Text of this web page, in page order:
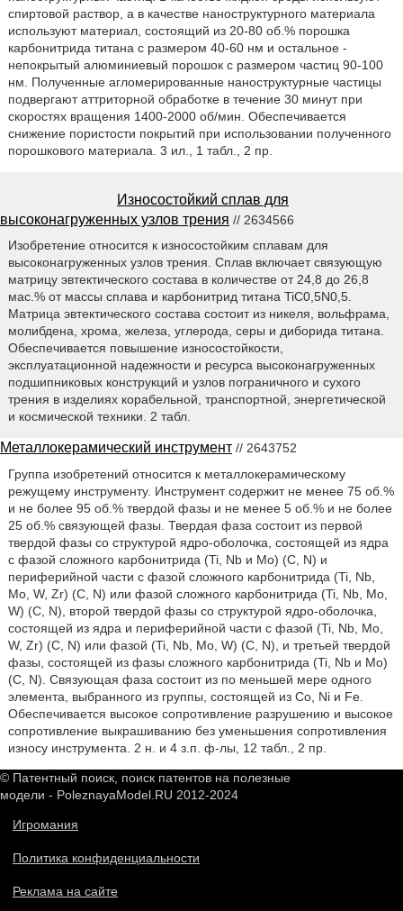
спиртовой раствор, а в качестве наноструктурного материала
используют материал, состоящий из 20-80 об.% порошка
карбонитрида титана с размером 40-60 нм и остальное -
непокрытый алюминиевый порошок с размером частиц 90-100
нм. Полученные агломерированные наноструктурные частицы
подвергают аттриторной обработке в течение 30 минут при
скоростях вращения 1400-2000 об/мин. Обеспечивается
снижение пористости покрытий при использовании полученного
порошкового материала. 3 ил., 1 табл., 2 пр.
Износостойкий сплав для
высоконагруженных узлов трения // 2634566
Изобретение относится к износостойким сплавам для
высоконагруженных узлов трения. Сплав включает связующую
матрицу эвтектического состава в количестве от 24,8 до 26,8
мас.% от массы сплава и карбонитрид титана TiC0,5N0,5.
Матрица эвтектического состава состоит из никеля, вольфрама,
молибдена, хрома, железа, углерода, серы и диборида титана.
Обеспечивается повышение износостойкости,
эксплуатационной надежности и ресурса высоконагруженных
подшипниковых конструкций и узлов пограничного и сухого
трения в изделиях корабельной, транспортной, энергетической
и космической техники. 2 табл.
Металлокерамический инструмент // 2643752
Группа изобретений относится к металлокерамическому
режущему инструменту. Инструмент содержит не менее 75 об.%
и не более 95 об.% твердой фазы и не менее 5 об.% и не более
25 об.% связующей фазы. Твердая фаза состоит из первой
твердой фазы со структурой ядро-оболочка, состоящей из ядра
с фазой сложного карбонитрида (Ti, Nb и Mo) (C, N) и
периферийной части с фазой сложного карбонитрида (Ti, Nb,
Mo, W, Zr) (C, N) или фазой сложного карбонитрида (Ti, Nb, Mo,
W) (C, N), второй твердой фазы со структурой ядро-оболочка,
состоящей из ядра и периферийной части с фазой (Ti, Nb, Mo,
W, Zr) (C, N) или фазой (Ti, Nb, Mo, W) (C, N), и третьей твердой
фазы, состоящей из фазы сложного карбонитрида (Ti, Nb и Mo)
(C, N). Связующая фаза состоит из по меньшей мере одного
элемента, выбранного из группы, состоящей из Co, Ni и Fe.
Обеспечивается высокое сопротивление разрушению и высокое
сопротивление выкрашиванию без уменьшения сопротивления
износу инструмента. 2 н. и 4 з.п. ф-лы, 12 табл., 2 пр.
© Патентный поиск, поиск патентов на полезные
модели - PoleznayaModel.RU 2012-2024
Игромания
Политика конфиденциальности
Реклама на сайте